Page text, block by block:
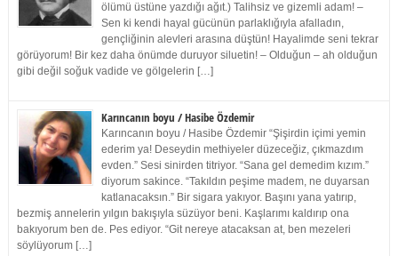
ölümü üstüne yazdığı ağıt.) Talihsiz ve gizemli adam! –
Sen ki kendi hayal gücünün parlaklığıyla afalladın,
gençliğinin alevleri arasına düştün! Hayalimde seni tekrar
görüyorum! Bir kez daha önümde duruyor siluetin! – Olduğun – ah olduğun
gibi değil soğuk vadide ve gölgelerin […]
Karıncanın boyu / Hasibe Özdemir
Karıncanın boyu / Hasibe Özdemir “Şişirdin içimi yemin
ederim ya! Deseydin methiyeler düzeceğiz, çıkmazdım
evden.” Sesi sinirden titriyor. “Sana gel demedim kızım.”
diyorum sakince. “Takıldın peşime madem, ne duyarsan
katlanacaksın.” Bir sigara yakıyor. Başını yana yatırıp,
bezmiş annelerin yılgın bakışıyla süzüyor beni. Kaşlarımı kaldırıp ona
bakıyorum ben de. Pes ediyor. “Git nereye atacaksan at, ben mezeleri
söylüyorum […]